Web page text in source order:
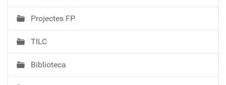
Projectes FP
TILC
Biblioteca